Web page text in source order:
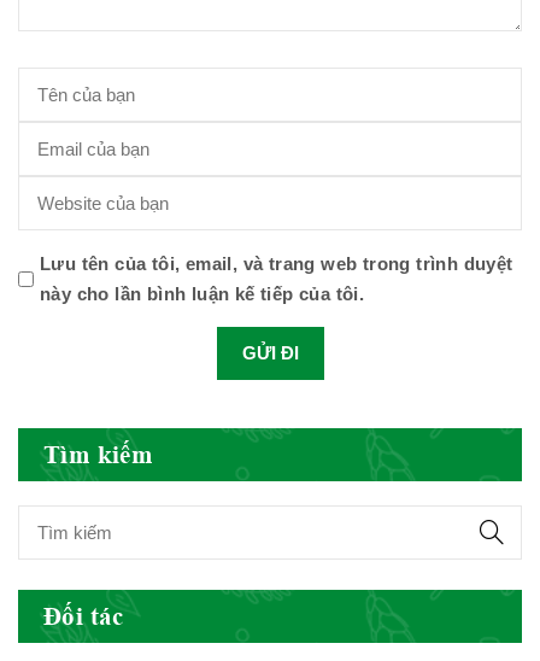
Lưu tên của tôi, email, và trang web trong trình duyệt
này cho lần bình luận kế tiếp của tôi.
Tìm kiếm
Đối tác
Hiệp hội doanh nghiệp dược Việt
Nam
Hội Đông Y Tỉnh Yên Bái